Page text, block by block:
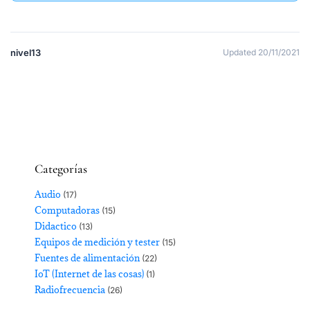
nivel13 Updated 20/11/2021
Categorías
Audio (17)
Computadoras (15)
Didactico (13)
Equipos de medición y tester (15)
Fuentes de alimentación(22)
IoT (Internet de las cosas) (1)
Radiofrecuencia (26)